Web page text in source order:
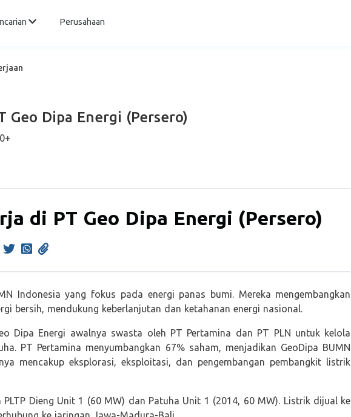
Perusahaan
Geo Dipa Energi (Persero)
di PT Geo Dipa Energi (Persero)
Indonesia yang fokus pada energi panas bumi. Mereka mengembangkan
bersih, mendukung keberlanjutan dan ketahanan energi nasional.
Dipa Energi awalnya swasta oleh PT Pertamina dan PT PLN untuk kelola
PT Pertamina menyumbangkan 67% saham, menjadikan GeoDipa BUMN
mencakup eksplorasi, eksploitasi, dan pengembangan pembangkit listrik
Dieng Unit 1 (60 MW) dan Patuha Unit 1 (2014, 60 MW). Listrik dijual ke